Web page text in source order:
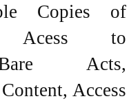
Copies of
Acess to
Acts,
Access